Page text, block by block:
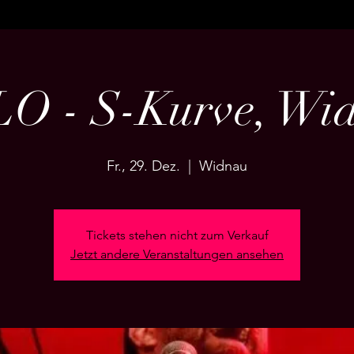
- S-Kurve,
Fr., 29. Dez. Widnau
Tickets stehen nicht zum Verkauf
Jetzt andere Veranstaltungen ansehen